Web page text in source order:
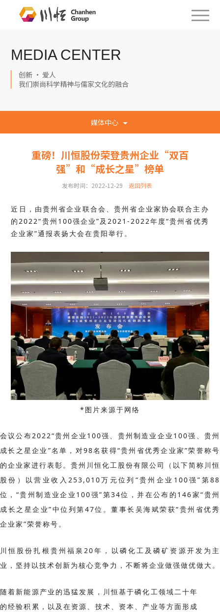
MEDIA CENTER
创新 · 爱人
我们崇尚科学精神与儒家文化的融合
媒体中心
重磅！川恒股份荣登贵州企业“双百
强”和“成长之星”榜单
发布时间：2022-12-29 返回列表
近日，由贵州省企业联合会、贵州省企业家协会联合主办
的2022“贵州100强企业”及2021-2022年度“贵州省优秀
企业家”通报表扬大会在贵阳举行。
*图片来源于网络
会议公布2022“贵州企业100强、贵州制造业企业100强、贵州
成长之星企业”名单，对98名获得“贵州省优秀企业家”荣誉称号
的企业家进行表彰。贵州川恒化工股份有限公司（以下简称川恒
股份）以营业收入253,010万元位列“贵州企业100强”第88
位，“贵州制造业企业100强”第34位，并在公布的146家“贵州
成长之星企业”中位列第47位。董事长吴海斌荣获“贵州省优秀
企业家”荣誉称号。
川恒股份扎根贵州福泉20年，以磷化工及磷矿资源开发为主
业，坚持以技术创新为核心竞争力，不断将企业做强做优做大。
随着新能源产业的迅猛发展，川恒基于磷化工领域二十年
的经验积累，以及在资源、技术、资本、产业等方面形成